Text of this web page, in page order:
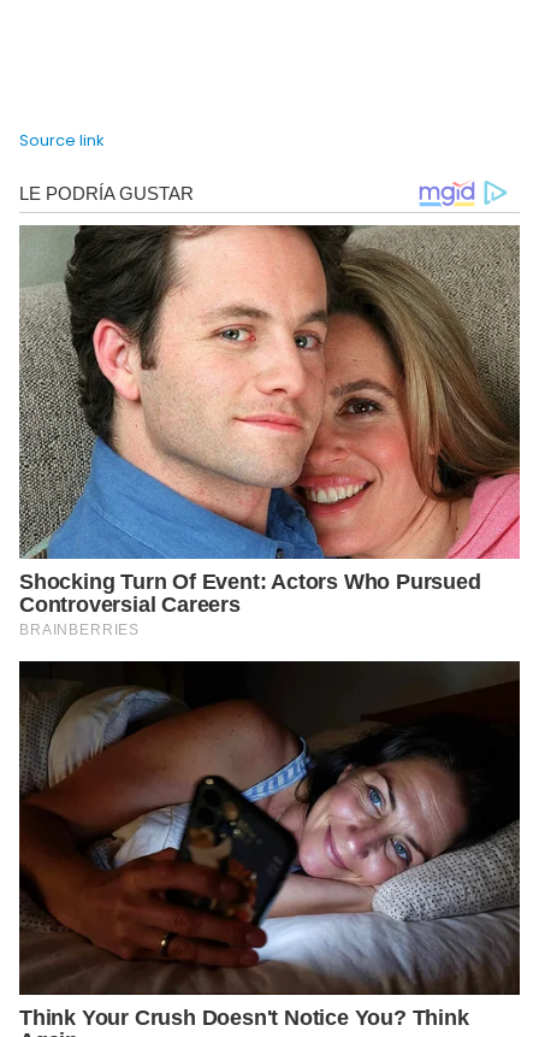
Source link